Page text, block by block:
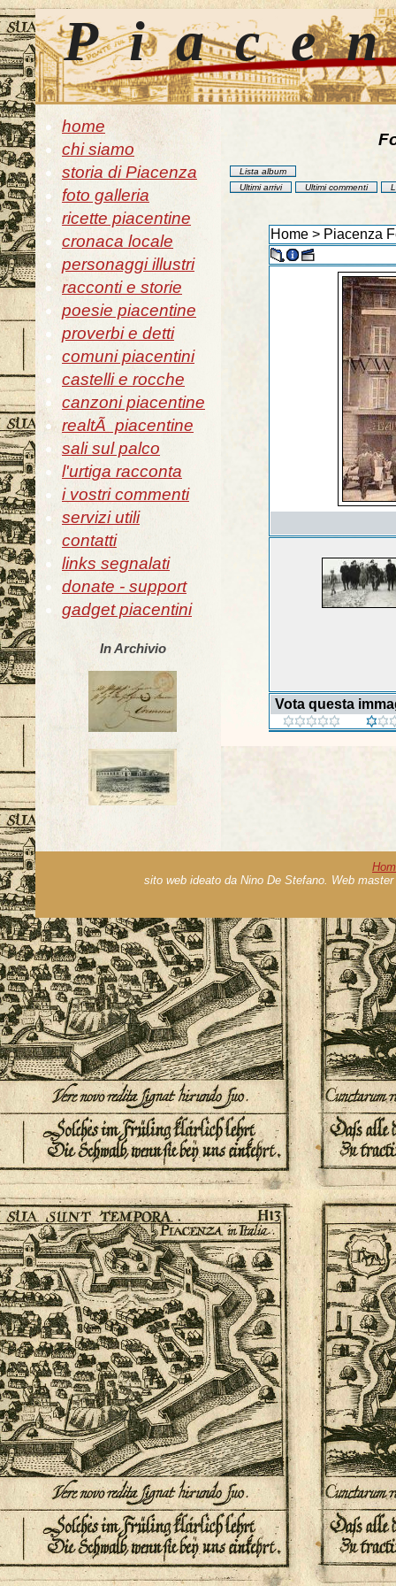
home
chi siamo
storia di Piacenza
foto galleria
ricette piacentine
cronaca locale
personaggi illustri
racconti e storie
poesie piacentine
proverbi e detti
comuni piacentini
castelli e rocche
canzoni piacentine
realtÃ piacentine
sali sul palco
l'urtiga racconta
i vostri commenti
servizi utili
contatti
links segnalati
donate - support
gadget piacentini
In Archivio
Lista album
Ultimi arrivi
Ultimi commenti
Home> Piacenza
Vota questa
sito web ideato da Nino De Stefano. Web